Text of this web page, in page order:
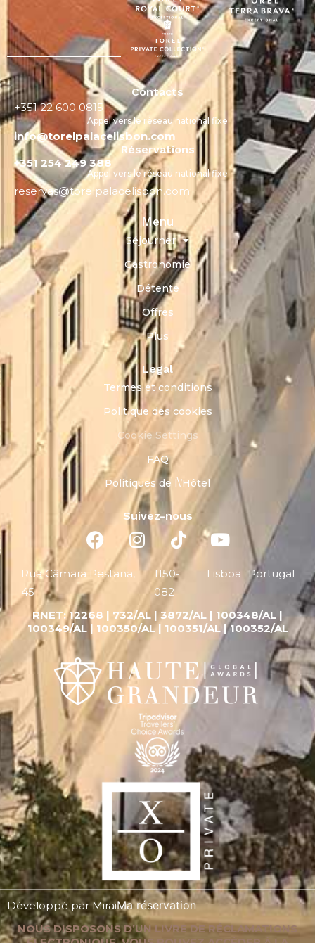
Contacts
+351 22 600 0815
Appel vers le réseau national fixe
info@torelpalacelisbon.com
Réservations
+351 254 249 388
Appel vers le réseau national fixe
reservas@torelpalacelisbon.com
Menu
Séjourner
Gastronomie
Détente
Offres
Plus
Legal
Termes et conditions
Politique des cookies
Cookie Settings
FAQ
Politiques de l\’Hôtel
Suivez-nous
Rua Câmara Pestana,
45
1150-
082
Lisboa Portugal
RNET:12268 | 732/AL | 3872/AL | 100348/AL |
100349/AL | 100350/AL | 100351/AL | 100352/AL
Développé parMiraiMa réservation
NOUS DISPOSONS D’UN LIVRE DE RÉCLAMATIONS